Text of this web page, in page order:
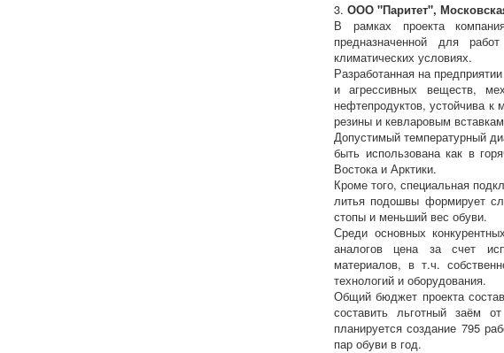
3. ООО "Паритет",
В рамках проекта
предназначенной для
климатических условиях.
Разработанная на
и агрессивных веществ,
нефтепродуктов, устойчива
резины и кевларовым
Допустимый температурный
быть использована как в
Востока и Арктики.
Кроме того, специальная
литья подошвы формирует
стопы и меньший вес обуви.
Среди основных
аналогов цена за счет
материалов, в т.ч.
технологий и оборудования.
Общий бюджет проекта
составить льготный заём
планируется создание 795
пар обуви в год.